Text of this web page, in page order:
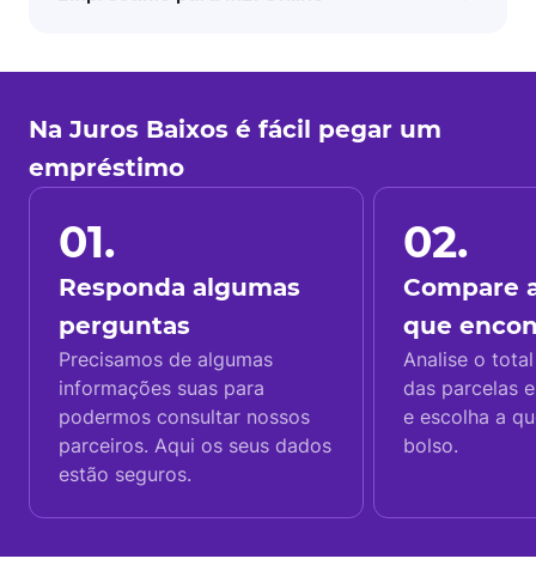
Na Juros Baixos é fácil pegar um
empréstimo
01.
Responda algumas
perguntas
Precisamos de algumas
informações suas para
podermos consultar nossos
parceiros. Aqui os seus dados
estão seguros.
02.
Compare
que
Analise o
das parcelas
e escolha a
bolso.